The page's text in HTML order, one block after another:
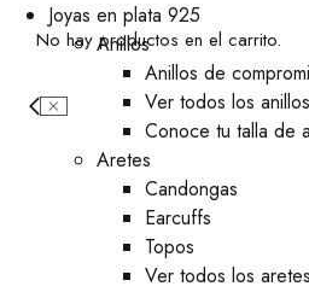
No hay productos en el carrito.
Joyas en plata 925
Anillos
Anillos de
Ver todos los anillos
Conoce tu talla de
Aretes
⁠Candongas
Earcuffs
Topos
Ver todos los aretes